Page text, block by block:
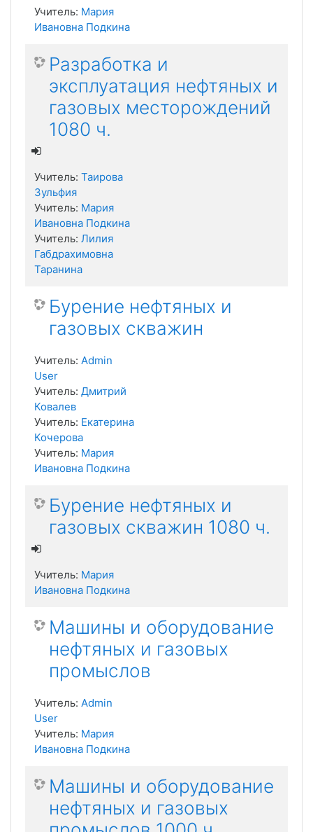
Учитель: Мария
Ивановна Подкина
Разработка и
эксплуатация нефтяных и
газовых месторождений
1080 ч.
Учитель: Таирова
Зульфия
Учитель: Мария
Ивановна Подкина
Учитель: Лилия
Габдрахимовна
Таранина
Бурение нефтяных и
газовых скважин
Учитель: Admin
User
Учитель: Дмитрий
Ковалев
Учитель: Екатерина
Кочерова
Учитель: Мария
Ивановна Подкина
Бурение нефтяных и
газовых скважин 1080 ч.
Учитель: Мария
Ивановна Подкина
Машины и оборудование
нефтяных и газовых
промыслов
Учитель: Admin
User
Учитель: Мария
Ивановна Подкина
Машины и оборудование
нефтяных и газовых